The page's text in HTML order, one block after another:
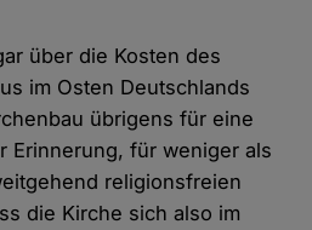
über die Kosten des
im Osten Deutschlands
übrigens für eine
Erinnerung, für weniger als
religionsfreien
die Kirche sich also im